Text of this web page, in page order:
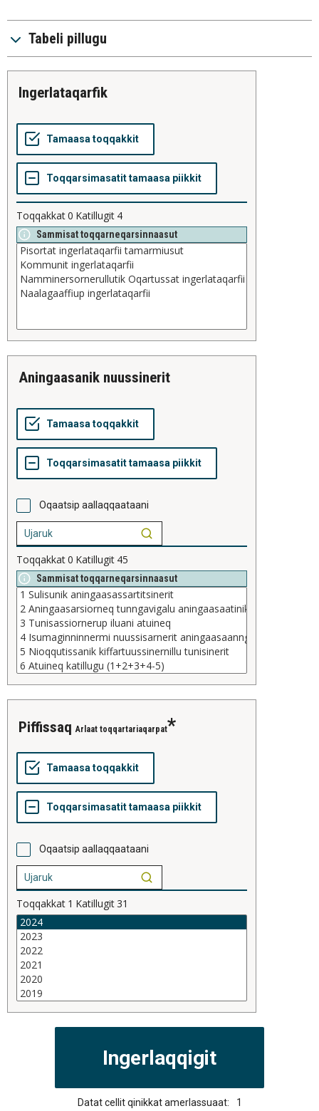
Tabeli pillugu
ingerlataqarfik
Toqqakkat0 Katillugit 4
Sammisat toqqarneqarsinnaasut
aningaasanik nuussinerit
Oqaatsip aallaqqaataani
Toqqakkat0 Katillugit 45
Sammisat toqqarneqarsinnaasut
piffissaq Arlaat toqqartariaqarpat
Oqaatsip aallaqqaataani
Toqqakkat 1 Katillugit31
Datat cellit qinikkat amerlassuaat: 1